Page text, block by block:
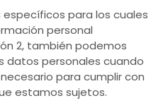
para los cuales
personal
2, también podemos
datos personales cuando
para cumplir con
estamos sujetos.